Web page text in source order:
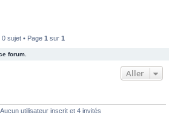
0 sujet • Page 1 sur 1
forum.
Aller
utilisateur inscrit et 4 invités